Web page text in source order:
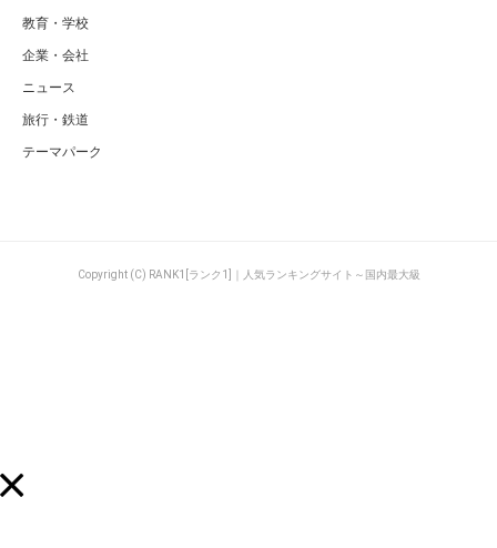
教育・学校
企業・会社
ニュース
旅行・鉄道
テーマパーク
Copyright (C) RANK1[ランク1]｜人気ランキングサイト～国内最大級